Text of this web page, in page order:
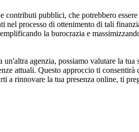
pubblici, che potrebbero
processo di ottenimento di tali
la burocrazia e
agenzia, possiamo valutare la tua
attuali. Questo approccio ti
a rinnovare la tua presenza online, ti